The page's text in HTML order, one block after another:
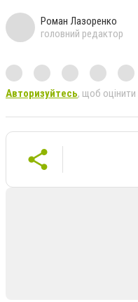
Роман Лазоренко
головний редактор
Авторизуйтесь, щоб оцінити